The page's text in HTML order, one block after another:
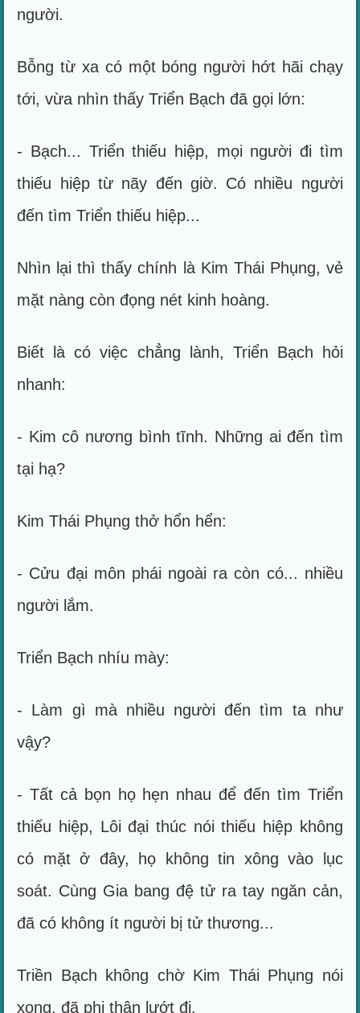
người.
Bỗng từ xa có một bóng người hớt hãi chạy
tới, vừa nhìn thấy Triển Bạch đã gọi lớn:
- Bạch... Triển thiếu hiệp, mọi người đi tìm
thiếu hiệp từ nãy đến giờ. Có nhiều người
đến tìm Triển thiếu hiệp...
Nhìn lại thì thấy chính là Kim Thái Phụng, vẻ
mặt nàng còn đọng nét kinh hoàng.
Biết là có việc chẳng lành, Triển Bạch hỏi
nhanh:
- Kim cô nương bình tĩnh. Những ai đến tìm
tại hạ?
Kim Thái Phụng thở hổn hển:
- Cửu đại môn phái ngoài ra còn có... nhiều
người lắm.
Triển Bạch nhíu mày:
- Làm gì mà nhiều người đến tìm ta như
vậy?
- Tất cả bọn họ hẹn nhau để đến tìm Triển
thiếu hiệp, Lôi đại thúc nói thiếu hiệp không
có mặt ở đây, họ không tin xông vào lục
soát. Cùng Gia bang đệ tử ra tay ngăn cản,
đã có không ít người bị tử thương...
Triền Bạch không chờ Kim Thái Phụng nói
xong, đã phi thân lướt đi.